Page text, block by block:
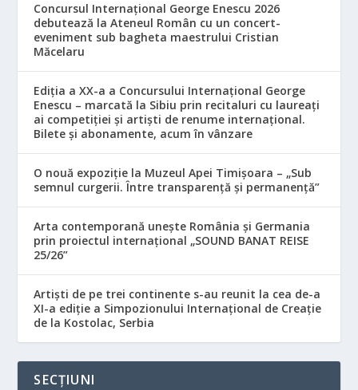
Concursul Internațional George Enescu 2026
debutează la Ateneul Român cu un concert-
eveniment sub bagheta maestrului Cristian
Măcelaru
Ediția a XX-a a Concursului Internațional George
Enescu – marcată la Sibiu prin recitaluri cu laureați
ai competiției și artiști de renume internațional.
Bilete și abonamente, acum în vânzare
O nouă expoziție la Muzeul Apei Timișoara – „Sub
semnul curgerii. Între transparență și permanență”
Arta contemporană unește România și Germania
prin proiectul internațional „SOUND BANAT REISE
25/26”
Artiști de pe trei continente s-au reunit la cea de-a
XI-a ediție a Simpozionului Internațional de Creație
de la Kostolac, Serbia
SECȚIUNI